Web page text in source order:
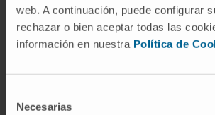
web. A continuación, puede configurar
rechazar o bien aceptar todas las
información en nuestra Política de
Necesarias
Ha escrito más de 3
congresos nacionales de
clínica, monitorización